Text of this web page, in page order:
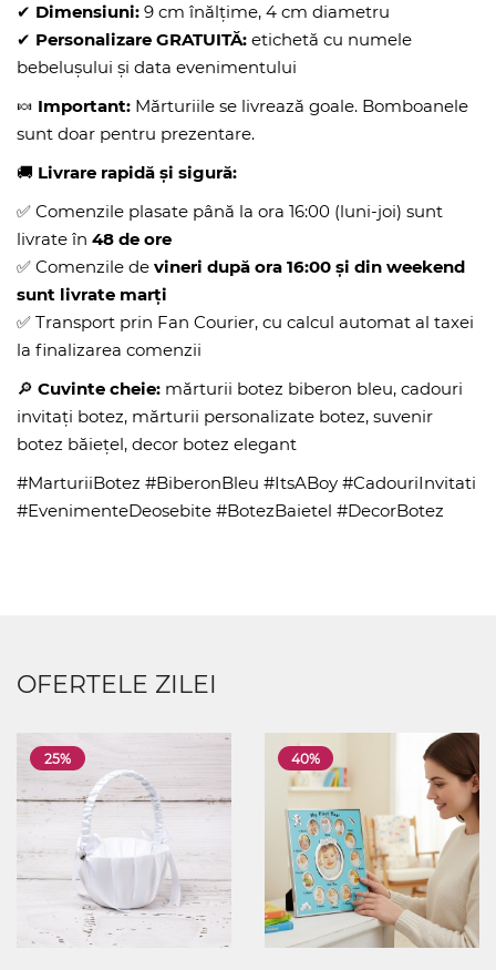
✔ Dimensiuni: 9 cm înălțime, 4 cm diametru
✔ Personalizare GRATUITĂ: etichetă cu numele
bebelușului și data evenimentului
🍬 Important: Mărturiile se livrează goale. Bomboanele
sunt doar pentru prezentare.
🚚 Livrare rapidă și sigură:
✅ Comenzile plasate până la ora 16:00 (luni-joi) sunt
livrate în 48 de ore
✅ Comenzile de vineri după ora 16:00 și din weekend
sunt livrate marți
✅ Transport prin Fan Courier, cu calcul automat al taxei
la finalizarea comenzii
🔎 Cuvinte cheie: mărturii botez biberon bleu, cadouri
invitați botez, mărturii personalizate botez, suvenir
botez băiețel, decor botez elegant
#MarturiiBotez #BiberonBleu #ItsABoy #CadouriInvitati
#EvenimenteDeosebite #BotezBaietel #DecorBotez
OFERTELE ZILEI
25% 40%